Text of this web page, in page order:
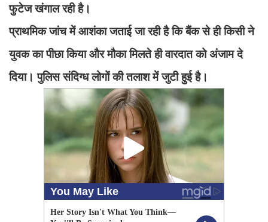
फुटेज खंगाल रही है।
प्राथमिक जांच में आशंका जताई जा रही है कि बैंक से ही किसी ने
युवक का पीछा किया और मौका मिलते ही वारदात को अंजाम दे
दिया। पुलिस संदिग्ध लोगों की तलाश में जुटी हुई है।